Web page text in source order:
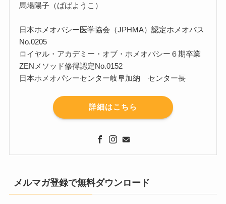
馬場陽子（ばばようこ）
日本ホメオパシー医学協会（JPHMA）認定ホメオパス
No.0205
ロイヤル・アカデミー・オブ・ホメオパシー６期卒業
ZENメソッド修得認定No.0152
日本ホメオパシーセンター岐阜加納 センター長
詳細はこちら
メルマガ登録で無料ダウンロード